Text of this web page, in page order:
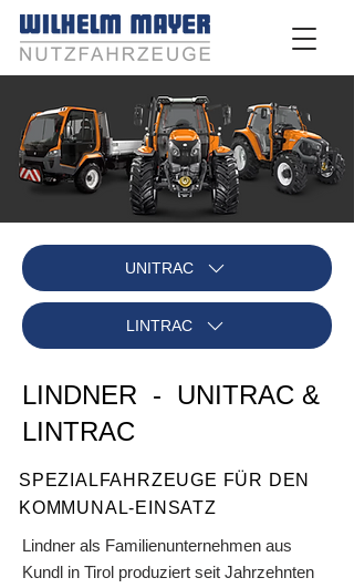
UNITRAC
LINTRAC
LINDNER - UNITRAC &
LINTRAC
SPEZIALFAHRZEUGE FÜR DEN
KOMMUNAL-EINSATZ
Lindner als Familienunternehmen aus
Kundl in Tirol produziert seit Jahrzehnten